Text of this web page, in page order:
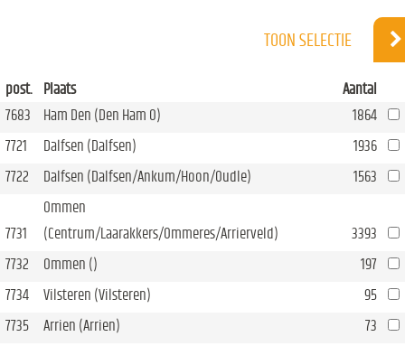
TOON SELECTIE
post. Plaats
Aantal
7683
Ham Den (Den Ham O)
1864
7721
Dalfsen (Dalfsen)
1936
7722
Dalfsen (Dalfsen/Ankum/Hoon/Oudle) 1563
7731
Ommen
(Centrum/Laarakkers/Ommeres/Arrierveld)
3393
7732
Ommen ()
197
7734
Vilsteren (Vilsteren)
95
7735
Arrien (Arrien)
73